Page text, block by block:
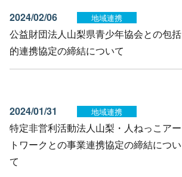
2024/02/06 地域連携
公益財団法人山梨県青少年協会との包括
的連携協定の締結について
2024/01/31 地域連携
特定非営利活動法人山梨・人ねっこアー
トワークとの事業連携協定の締結につい
て